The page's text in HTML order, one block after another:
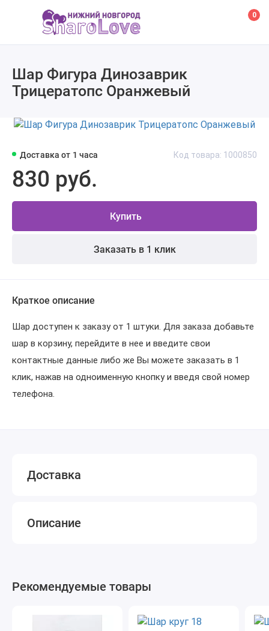
0
Шар Фигура Динозаврик
Трицератопс Оранжевый
Доставка от 1 часа Код товара: 1000850
830 руб.
Купить
Заказать в 1 клик
Краткое описание
Шар доступен к заказу от 1 штуки. Для заказа добавьте
шар в корзину, перейдите в нее и введите свои
контактные данные либо же Вы можете заказать в 1
клик, нажав на одноименную кнопку и введя свой номер
телефона.
Доставка
Описание
Рекомендуемые товары